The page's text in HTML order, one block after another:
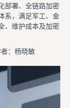
部署、全链路加密
系，满足军工、金
、维护成本及加密
：杨晓敏